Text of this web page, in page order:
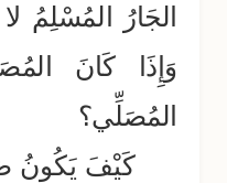
الجَارُ المُسْلِمُ
وَإِذَا كَانَ
المُصَلِّي؟
كَيْفَ يَكُونُ